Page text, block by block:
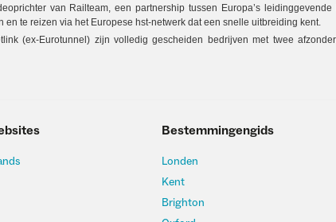
van Railteam, een partnership tussen Europa’s
en te reizen via het Europese hst-netwerk dat een snelle uitbreiding kent.
(ex-Eurotunnel) zijn volledig gescheiden bedrijven met twee
Bestemmingengids
Londen
Kent
Brighton